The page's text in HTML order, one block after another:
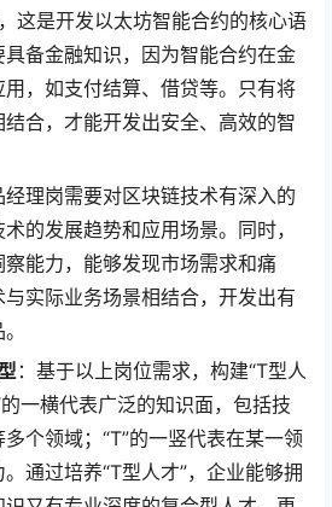
这是开发以太坊智能合约的核心语
备金融知识，因为智能合约在金
，如支付结算、借贷等。只有将
合，才能开发出安全、高效的智
经理岗需要对区块链技术有深入的
的发展趋势和应用场景。同时，
能力，能够发现市场需求和痛
实际业务场景相结合，开发出有
：基于以上岗位需求，构建“T型人
一横代表广泛的知识面，包括技
个领域；“T”的一竖代表在某一领
通过培养“T型人才”，企业能够拥